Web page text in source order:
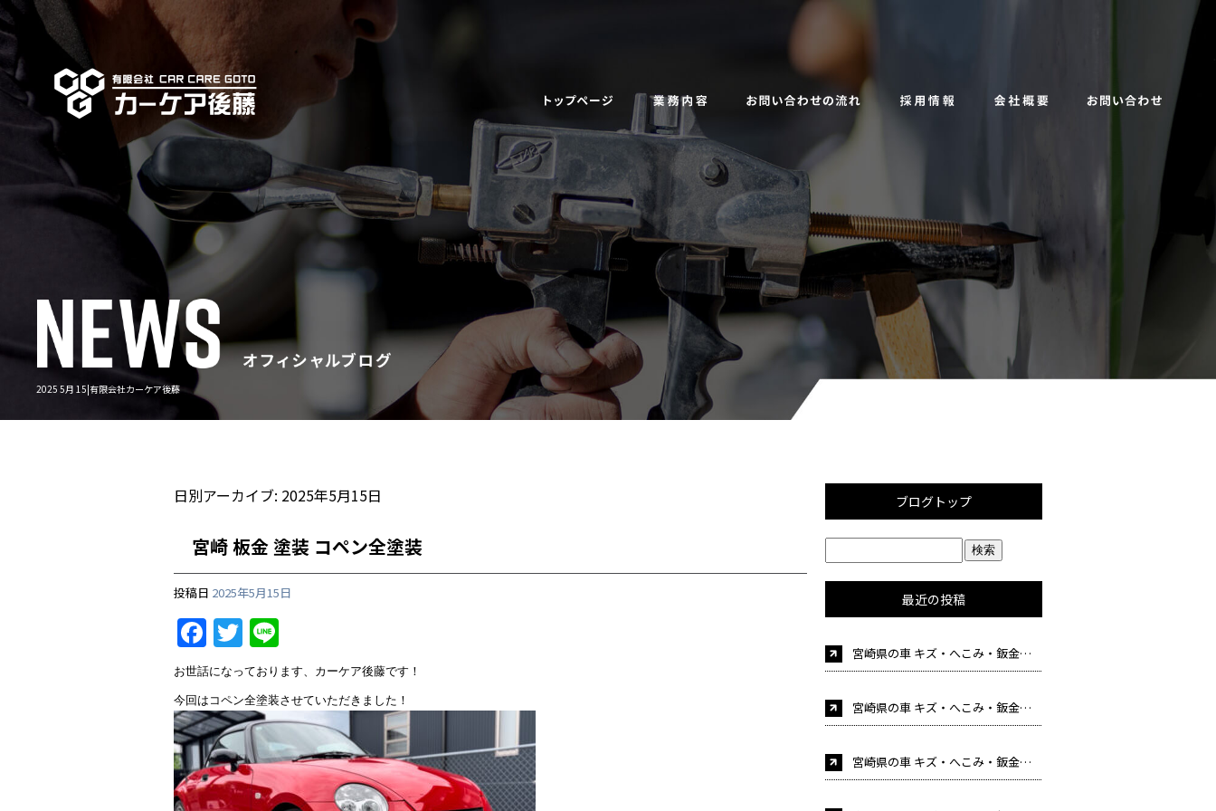
2025 5月 15|有限会社カーケア後藤
日別アーカイブ: 2025年5月15日
宮崎 板金 塗装 コペン全塗装
投稿日 2025年5月15日
F
a
c
e
b
o
T
w
itt
er
n
e
お世話になっております、カーケア後藤です！
今回はコペン全塗装させていただきました！
ブログトップ
最近の投稿
宮崎県の車 キズ・へこみ・鈑金塗装・事故修理 車検 自動車販売はカーケア後藤にお任せください！（自
宮崎県の車 キズ・へこみ・鈑金塗装・事故修理 車検 自動車販売はカーケア後藤にお任せください！（自動車整備士募集中！)
宮崎県の車 キズ・へこみ・鈑金塗装・事故修理 車検 自動車販売はカーケア後藤にお任せください！（自動車整備士募集中！)